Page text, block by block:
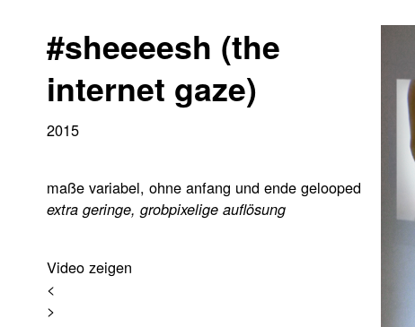
#sheeeesh (the
internet gaze)
2015
maße variabel, ohne anfang und ende gelooped
extra geringe, grobpixelige auflösung
Video zeigen
<
>